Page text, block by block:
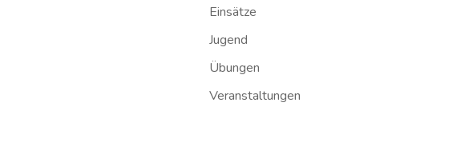
Einsätze
Jugend
Übungen
Veranstaltungen